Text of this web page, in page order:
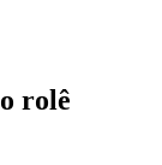
rolê